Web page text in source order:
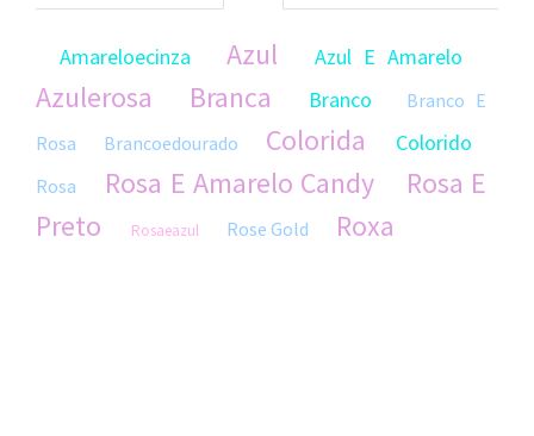
Amareloecinza Azul Azul E Amarelo
Azulerosa Branca Branco
Branco E
Rosa
Brancoedourado Colorida Colorido
Rosa Rosa E Amarelo Candy
Rosa E
Preto
Rosaeazul Rose Gold Roxa